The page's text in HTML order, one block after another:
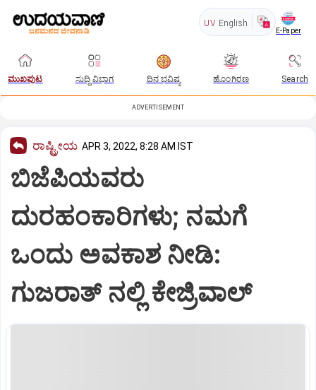
UV English
E-Paper
ಮುಖಪುಟ ಸುದ್ದಿ ವಿಭಾಗ ದಿನ ಭವಿಷ್ಯ ಹೊಂಗಿರಣ Search
ADVERTISEMENT
ರಾಷ್ಟ್ರೀಯ APR 3, 2022, 8:28 AM IST
ಬಿಜೆಪಿಯವರು
ದುರಹಂಕಾರಿಗಳು; ನಮಗೆ
ಒಂದು ಅವಕಾಶ ನೀಡಿ:
ಗುಜರಾತ್ ನಲ್ಲಿ ಕೇಜ್ರಿವಾಲ್